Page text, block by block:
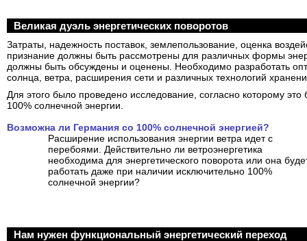
Великая дуэль энергетических поворотов
Затраты, надежность поставок, землепользование, оценка
признание должны быть рассмотрены для различных формы
должны быть обсуждены и оценены. Необходимо разработать
солнца, ветра, расширения сети и различных технологий
Для этого было проведено исследование, согласно которому
100% солнечной энергии.
Возможна ли Германия со 100% солнечной энергией?
Расширение использования энергии ветра идет с
перебоями. Действительно ли ветроэнергетика
необходима для энергетического поворота или она
работать даже при наличии исключительно 100%
солнечной энергии?
Нам нужен функциональный энергетический переход